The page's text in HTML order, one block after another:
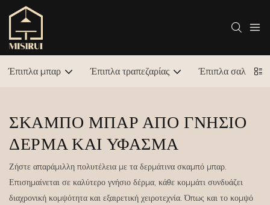
Έπιπλα μπαρ Έπιπλα τραπεζαρίας Έπιπλα σαλονιού
ΣΚΑΜΠΌ ΜΠΑΡ ΑΠΌ ΓΝΉΣΙΟ
ΔΈΡΜΑ ΚΑΙ ΎΦΑΣΜΑ
Ζήστε απαράμιλλη πολυτέλεια με τα δερμάτινα σκαμπό μπαρ.
Επισημαίνεται σε καλύτερο γνήσιο δέρμα, κάθε κομμάτι συνδυάζει
διαχρονική κομψότητα και εξαιρετική χειροτεχνία. Όπως και το κομψό